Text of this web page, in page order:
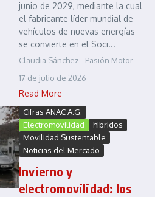
junio de 2029, mediante la cual
el fabricante líder mundial de
vehículos de nuevas energías
se convierte en el Soci...
Claudia Sánchez - Pasión Motor
17 de julio de 2026
Read More
Cifras ANAC A.G.
Electromovilidad
hibridos
Movilidad Sustentable
Noticias del Mercado
Invierno y
electromovilidad: los